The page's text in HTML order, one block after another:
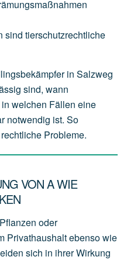
sind tierschutzrechtliche
in Salzweg
sind, wann
welchen Fällen eine
notwendig ist. So
Probleme.
VON A WIE
oder
Privathaushalt ebenso wie
sich in ihrer Wirkung